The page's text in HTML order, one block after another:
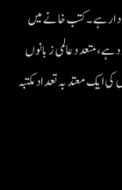
بردار ہے۔کتب خانے میں
متعدد عالمی زبانوں
ایک معتد بہ تعداد مکتبہ